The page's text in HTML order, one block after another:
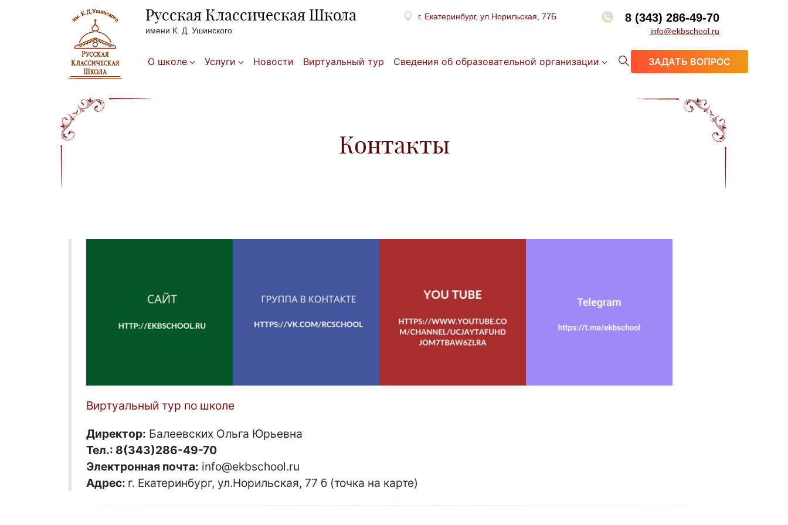
Русская Классическая Школа
имени К. Д. Ушинского
г. Екатеринбург, ул.Норильская, 77Б 8 (343) 286-49-70
info@ekbschool.ru
О школе Услуги Новости Виртуальный тур Сведения об образовательной организации ЗАДАТЬ ВОПРОС
Контакты
Виртуальный тур по школе
Директор: Балеевских Ольга Юрьевна
Тел.: 8(343)286-49-70
Электронная почта: info@ekbschool.ru
Адрес: г. Екатеринбург, ул.Норильская, 77 б (точка на карте)